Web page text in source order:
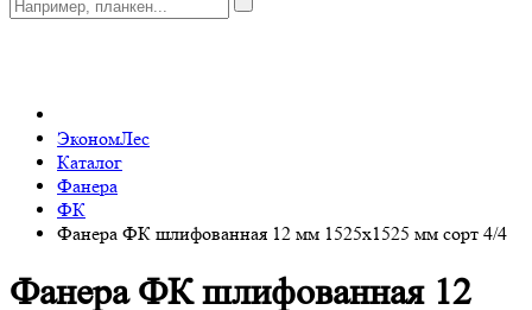
ЭкономЛес
Каталог
Фанера
ФК
Фанера ФК шлифованная 12 мм 1525х1525 мм сорт 4/4
Фанера ФК шлифованная 12